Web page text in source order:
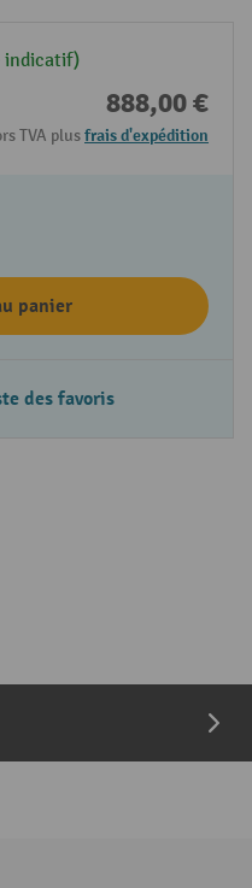
indicatif)
888,00 €
TVA plusfrais d'expédition
panier
des favoris